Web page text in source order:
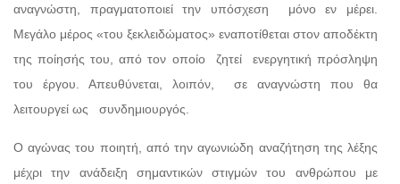
αναγνώστη, πραγματοποιεί την υπόσχεση μόνο εν μέρει.
Μεγάλο μέρος «του ξεκλειδώματος» εναποτίθεται στον αποδέκτη
της ποίησής του, από τον οποίο ζητεί ενεργητική πρόσληψη
του έργου. Απευθύνεται, λοιπόν, σε αναγνώστη που θα
λειτουργεί ως συνδημιουργός.
Ο αγώνας του ποιητή, από την αγωνιώδη αναζήτηση της λέξης
μέχρι την ανάδειξη σημαντικών στιγμών του ανθρώπου με